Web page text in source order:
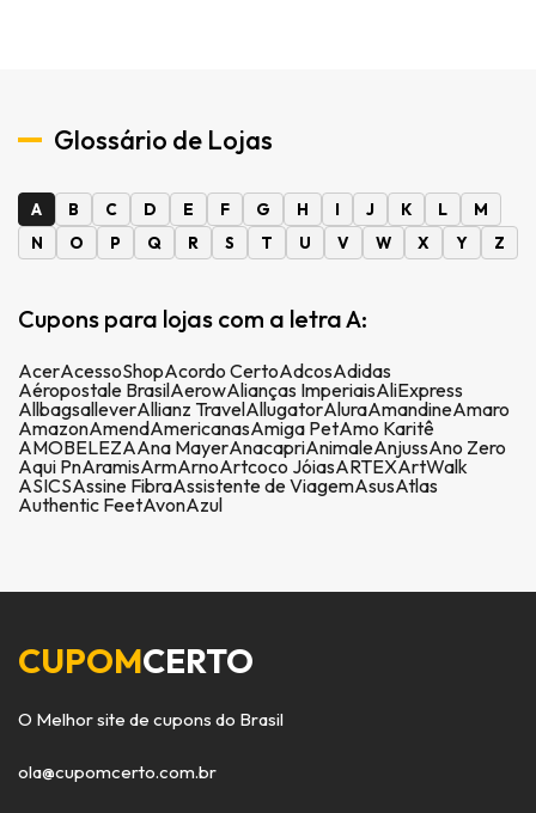
Glossário de Lojas
A B C D E F G H I J K L
M
N
O P Q R S T U V W X Y Z
Cupons para lojas com a letra A:
AcerAcessoShopAcordo CertoAdcosAdidas
Aéropostale BrasilAerowAlianças ImperiaisAliExpress
AllbagsalleverAllianz TravelAllugatorAluraAmandineAmaro
AmazonAmendAmericanasAmiga PetAmo Karitê
AMOBELEZAAna MayerAnacapriAnimaleAnjussAno Zero
Aqui PnAramisArmArnoArtcoco JóiasARTEXArtWalk
ASICSAssine FibraAssistente de ViagemAsusAtlas
Authentic FeetAvonAzul
CUPOMCERTO
O Melhor site de cupons do Brasil
ola@cupomcerto.com.br